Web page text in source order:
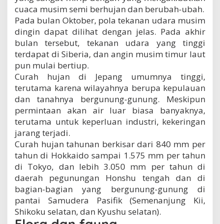
cuaca musim semi berhujan dan berubah-ubah.
Pada bulan Oktober, pola tekanan udara musim
dingin dapat dilihat dengan jelas. Pada akhir
bulan tersebut, tekanan udara yang tinggi
terdapat di Siberia, dan angin musim timur laut
pun mulai bertiup.
Curah hujan di Jepang umumnya tinggi,
terutama karena wilayahnya berupa kepulauan
dan tanahnya bergunung-gunung. Meskipun
permintaan akan air luar biasa banyaknya,
terutama untuk keperluan industri, kekeringan
jarang terjadi.
Curah hujan tahunan berkisar dari 840 mm per
tahun di Hokkaido sampai 1.575 mm per tahun
di Tokyo, dan lebih 3.050 mm per tahun di
daerah pegunungan Honshu tengah dan di
bagian-bagian yang bergunung-gunung di
pantai Samudera Pasifik (Semenanjung Kii,
Shikoku selatan, dan Kyushu selatan).